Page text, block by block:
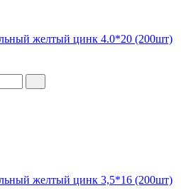
желтый цинк 4.0*20 (200шт)
желтый цинк 3,5*16 (200шт)